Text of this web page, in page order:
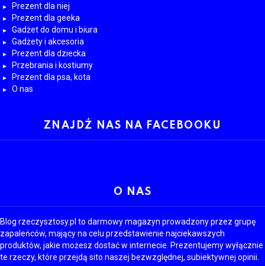
Prezent dla niej
Prezent dla geeka
Gadżet do domu i biura
Gadżety i akcesoria
Prezent dla dziecka
Przebrania i kostiumy
Prezent dla psa, kota
O nas
ZNAJDŹ NAS NA FACEBOOKU
O NAS
Blog rzeczysztosy.pl to darmowy magazyn prowadzony przez grupę
zapaleńców, mający na celu przedstawienie najciekawszych
produktów, jakie możesz dostać w internecie. Prezentujemy wyłącznie
te rzeczy, które przejdą sito naszej bezwzględnej, subiektywnej opinii.